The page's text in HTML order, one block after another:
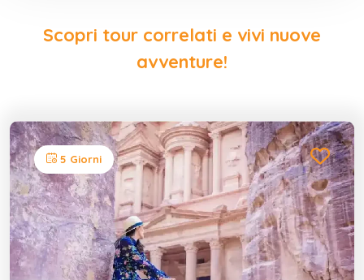
Scopri tour correlati e vivi nuove
avventure!
5 Giorni